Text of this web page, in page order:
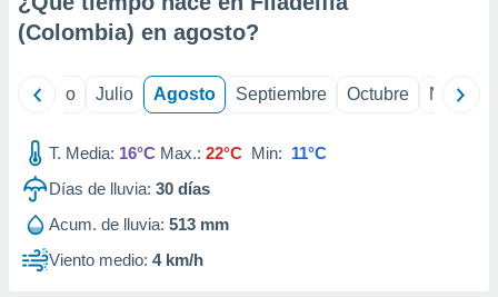
e
publicidad
publicidad
de
(Colombia) en agosto?
Junio Julio Agosto Septiembre Octubre
T. Media: 16°C Max.: 22°C Min: 11°C
Días de lluvia: 30 días
Acum. de lluvia: 513 mm
Viento medio: 4 km/h